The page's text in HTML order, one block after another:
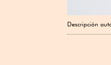
Descripción